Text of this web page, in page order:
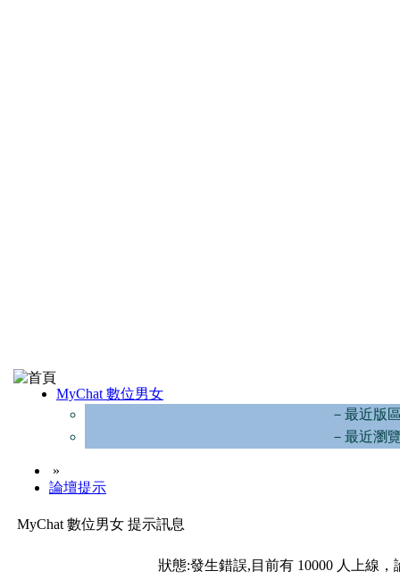
MyChat 數位男女
－最近版
－最近瀏
»
論壇提示
MyChat 數位男女 提示訊息
狀態:發生錯誤,目前有 10000 人上線